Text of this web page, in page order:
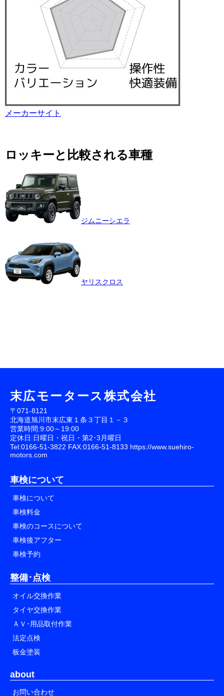
メーカーサイト
ロッキーと比較される車種
ジムニーシエラ
ヤリスクロス
末広モータース株式会社
〒071-8121
北海道旭川市末広東１条３丁目１－３
営業時間:9:00～19:00
定休日:日曜日・祝日・第2･3月曜日
Tel:0166-51-3822 FAX:0166-51-8133 https://www.suehiro-
motors.com
車検について
車検について
車検料金
車検のコースについて
車検後アフター
車検予約
整備･点検
オイル交換作業
タイヤ交換作業
ＡＶ･用品取付作業
法定点検
板金塗装
about
お問い合わせ